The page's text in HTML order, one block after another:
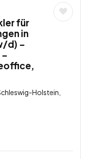
für
in
d) –
Holstein,